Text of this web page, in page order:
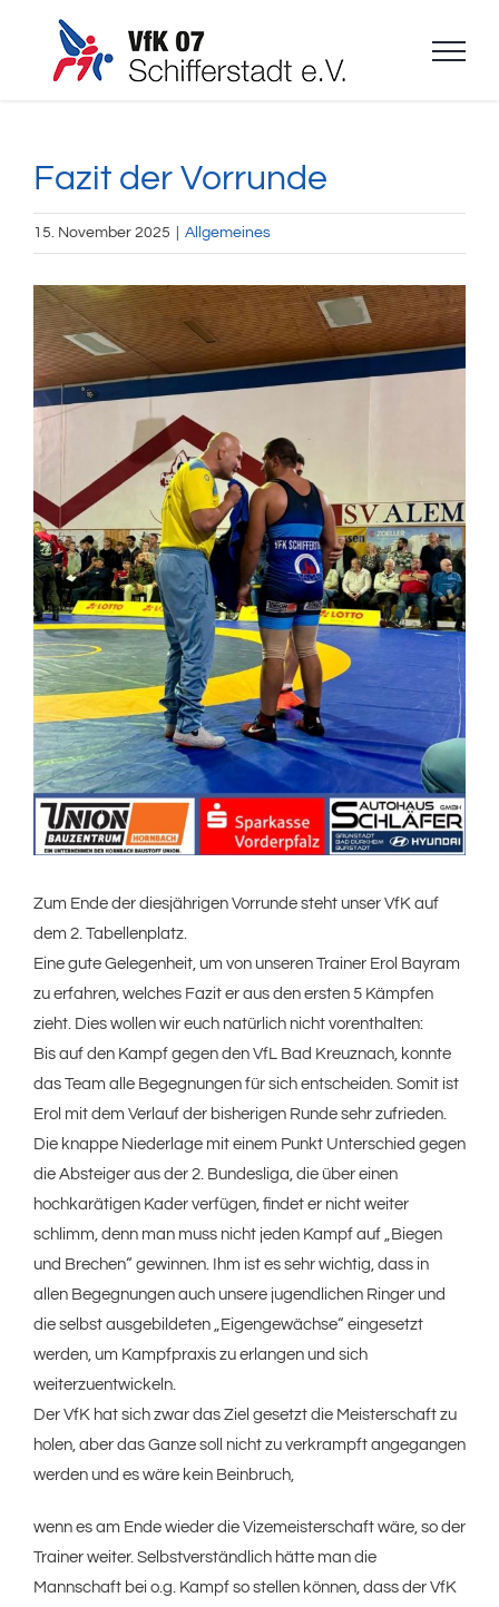
springen
Fazit der Vorrunde
15. November 2025 Allgemeines
Zeige
grösseres
Bild
Zum Ende der diesjährigen Vorrunde steht unser VfK auf
dem 2. Tabellenplatz.
Eine gute Gelegenheit, um von unseren Trainer Erol Bayram
zu erfahren, welches Fazit er aus den ersten 5 Kämpfen
zieht. Dies wollen wir euch natürlich nicht vorenthalten:
Bis auf den Kampf gegen den VfL Bad Kreuznach, konnte
das Team alle Begegnungen für sich entscheiden. Somit ist
Erol mit dem Verlauf der bisherigen Runde sehr zufrieden.
Die knappe Niederlage mit einem Punkt Unterschied gegen
die Absteiger aus der 2. Bundesliga, die über einen
hochkarätigen Kader verfügen, findet er nicht weiter
schlimm, denn man muss nicht jeden Kampf auf „Biegen
und Brechen“ gewinnen. Ihm ist es sehr wichtig, dass in
allen Begegnungen auch unsere jugendlichen Ringer und
die selbst ausgebildeten „Eigengewächse“ eingesetzt
werden, um Kampfpraxis zu erlangen und sich
weiterzuentwickeln.
Der VfK hat sich zwar das Ziel gesetzt die Meisterschaft zu
holen, aber das Ganze soll nicht zu verkrampft angegangen
werden und es wäre kein Beinbruch,
wenn es am Ende wieder die Vizemeisterschaft wäre, so der
Trainer weiter. Selbstverständlich hätte man die
Mannschaft bei o.g. Kampf so stellen können, dass der VfK